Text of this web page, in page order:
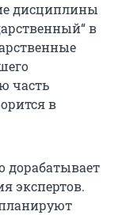
дисциплины
в
часть
в
дорабатывает
экспертов.